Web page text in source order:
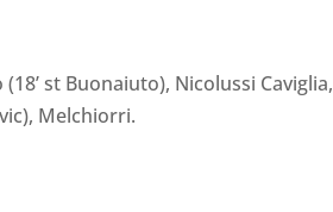
st Buonaiuto), Nicolussi Caviglia,
Melchiorri.